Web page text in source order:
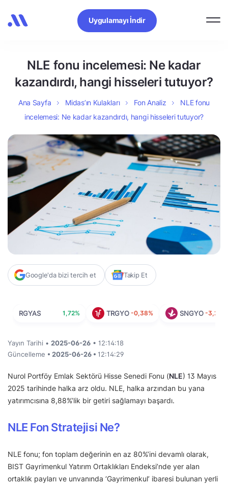
Uygulamayı İndir
NLE fonu incelemesi: Ne kadar
kazandırdı, hangi hisseleri tutuyor?
Ana Sayfa Midas’ın Kulakları Fon Analiz
NLE fonu
incelemesi: Ne kadar kazandırdı, hangi hisseleri tutuyor?
Google'da bizi tercih et Takip Et
RGYAS 1,72% TRGYO -0,38% SNGYO -3,27%
Yayın Tarihi • 2025-06-26 • 12:14:18
Güncelleme • 2025-06-26 • 12:14:29
Nurol Portföy Emlak Sektörü Hisse Senedi Fonu (NLE) 13 Mayıs
2025 tarihinde halka arz oldu. NLE, halka arzından bu yana
yatırımcısına 8,88%’lik bir getiri sağlamayı başardı.
NLE Fon Stratejisi Ne?
NLE fonu; fon toplam değerinin en az 80%’ini devamlı olarak,
BIST Gayrimenkul Yatırım Ortaklıkları Endeksi’nde yer alan
ortaklık payları ve unvanında ‘Gayrimenkul’ ibaresi bulunan yerli